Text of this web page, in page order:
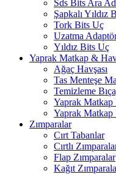
Sds Bits Ara
Şapkalı Yıldız
Tork Bits Uç
Uzatma
Yıldız Bits Uç
Yaprak Matkap &
Ağaç Havşası
Tas Menteşe
Temizleme
Yaprak Matkap
Yaprak
Zımparalar
Cırt Tabanlar
Cırtlı
Flap Zımparalar
Kağıt